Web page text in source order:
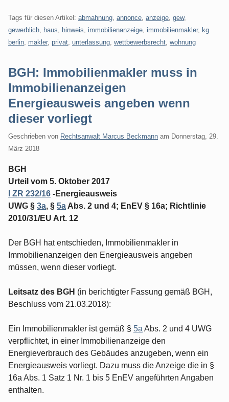
Tags für diesen Artikel: abmahnung annonce anzeige gew,
gewerblich
haus hinweis immobilienanzeige immobilienmakler, kg
berlin makler, privat unterlassung wettbewerbsrecht wohnung
BGH: Immobilienmakler muss in
Immobilienanzeigen
Energieausweis angeben wenn
dieser vorliegt
Geschrieben von Rechtsanwalt Marcus Beckmann am Donnerstag, 29.
März 2018
BGH
Urteil vom 5. Oktober 2017
I ZR 232/16 -Energieausweis
UWG § 3a, § 5a Abs. 2 und 4; EnEV § 16a; Richtlinie
2010/31/EU Art. 12
Der BGH hat entschieden, Immobilienmakler in
Immobilienanzeigen den Energieausweis angeben
müssen, wenn dieser vorliegt.
Leitsatz des BGH (in berichtigter Fassung gemäß BGH,
Beschluss vom 21.03.2018):
Ein Immobilienmakler ist gemäß § 5a Abs. 2 und 4 UWG
verpflichtet, in einer Immobilienanzeige den
Energieverbrauch des Gebäudes anzugeben, wenn ein
Energieausweis vorliegt. Dazu muss die Anzeige die in §
16a Abs. 1 Satz 1 Nr. 1 bis 5 EnEV angeführten Angaben
enthalten.